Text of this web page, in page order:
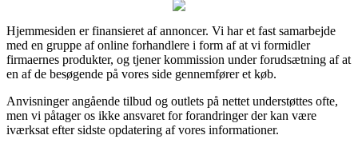
Hjemmesiden er finansieret af annoncer. Vi har et fast samarbejde
med en gruppe af online forhandlere i form af at vi formidler
firmaernes produkter, og tjener kommission under forudsætning af at
en af de besøgende på vores side gennemfører et køb.
Anvisninger angående tilbud og outlets på nettet understøttes ofte,
men vi påtager os ikke ansvaret for forandringer der kan være
iværksat efter sidste opdatering af vores informationer.